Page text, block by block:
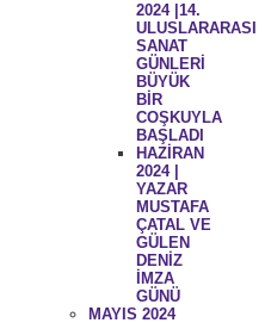
2024 |14.
ULUSLARARASI
SANAT
GÜNLERİ
BÜYÜK
BİR
COŞKUYLA
BAŞLADI
HAZİRAN
2024 |
YAZAR
MUSTAFA
ÇATAL VE
GÜLEN
DENİZ
İMZA
GÜNÜ
MAYIS 2024